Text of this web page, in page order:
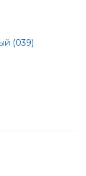
(039)